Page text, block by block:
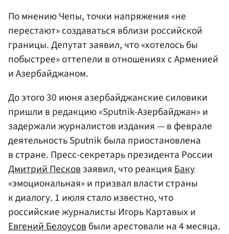
По мнению Чепы, точки напряжения «не
перестают» создаваться вблизи российской
границы. Депутат заявил, что «хотелось бы
побыстрее» оттепели в отношениях с Арменией
и Азербайджаном.
До этого 30 июня азербайджанские силовики
пришли в редакцию «Sputnik-Азербайджан» и
задержали журналистов издания — в феврале
деятельность Sputnik была приостановлена
в стране. Пресс-секретарь президента России
Дмитрий Песковзаявил, что реакцияБаку
«эмоциональная» и призвал власти страны
к диалогу. 1 июля стало известно, что
российские журналисты Игорь Картавых и
Евгений Белоусовбыли арестовали на 4 месяца.